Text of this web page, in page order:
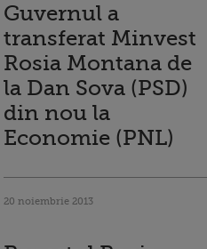
Guvernul a
transferat Minvest
Rosia Montana de
la Dan Sova (PSD)
din nou la
Economie (PNL)
20 noiembrie 2013